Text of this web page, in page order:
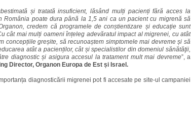
și tratată insuficient, lăsând mulți pacienți fără acces la
România poate dura până la 1,5 ani ca un pacient cu migrenă să
credem că programele de conștientizare și educație sunt
cât mai mulți oameni înțeleg adevăratul impact al migrenei, cu atât
concepțiile greșite, să recunoaștem simptomele mai devreme și să
atât a pacienților, cât și specialistilor din domeniul sănătăţii,
diagnostic și asigura accesul la tratament mult mai devreme”, a
Director, Organon Europa de Est și Israel.
diagnosticării migrenei pot fi accesate pe site-ul campaniei